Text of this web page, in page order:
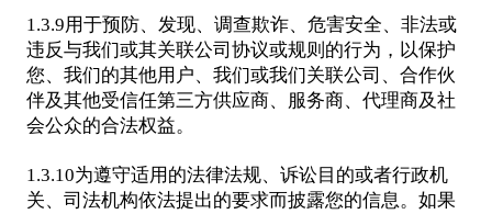
1.3.9用于预防、发现、调查欺诈、危害安全、非法或
违反与我们或其关联公司协议或规则的行为，以保护
您、我们的其他用户、我们或我们关联公司、合作伙
伴及其他受信任第三方供应商、服务商、代理商及社
会公众的合法权益。
1.3.10为遵守适用的法律法规、诉讼目的或者行政机
关、司法机构依法提出的要求而披露您的信息。如果